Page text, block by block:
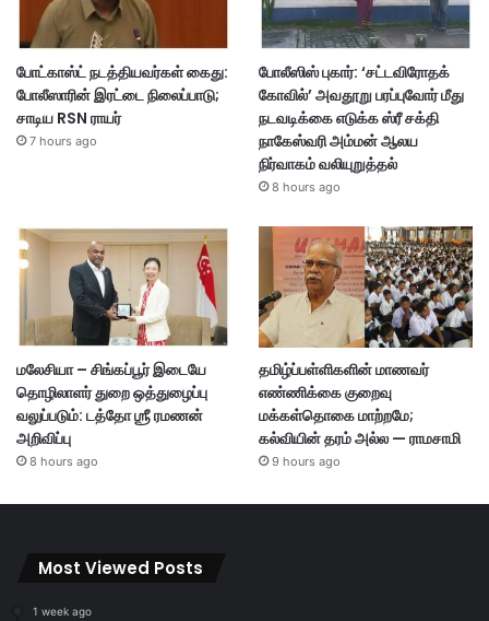
போட்காஸ்ட் நடத்தியவர்கள் கைது:
போலீஸாரின் இரட்டை நிலைப்பாடு;
சாடிய RSN ராயர்
7 hours ago
போலீஸிஸ் புகார்: ‘சட்டவிரோதக்
கோவில்’ அவதூறு பரப்புவோர் மீது
நடவடிக்கை எடுக்க ஸ்ரீ சக்தி
நாகேஸ்வரி அம்மன் ஆலய
நிர்வாகம் வலியுறுத்தல்
8 hours ago
மலேசியா – சிங்கப்பூர் இடையே
தொழிலாளர் துறை ஒத்துழைப்பு
வலுப்படும்: டத்தோ ஶ்ரீ ரமணன்
அறிவிப்பு
8 hours ago
தமிழ்ப்பள்ளிகளின் மாணவர்
எண்ணிக்கை குறைவு
மக்கள்தொகை மாற்றமே;
கல்வியின் தரம் அல்ல — ராமசாமி
9 hours ago
Most Viewed Posts
1 week ago